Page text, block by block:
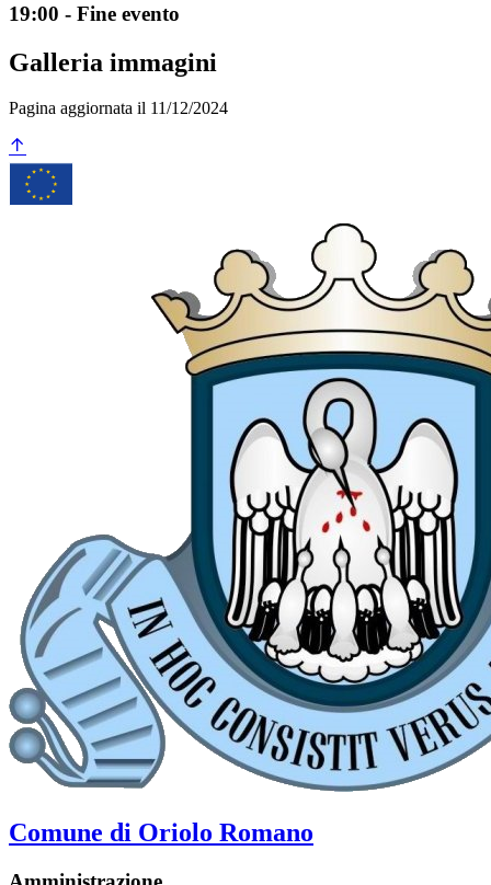
19:00 - Fine evento
Galleria immagini
Pagina aggiornata il 11/12/2024
Comune di Oriolo Romano